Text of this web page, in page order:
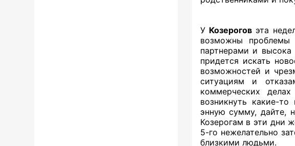
У Козероговэта
возможны
партнерами и
придется искать
возможностей и
ситуациям и
коммерческих
возникнуть какие-
энную сумму, дайте,
Козерогам в эти дни
5-го нежелательно
близкими людьми.